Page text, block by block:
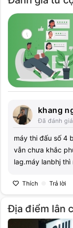
khang
Đã đánh giá
máy thi đấu số 4
vẫn chưa khắc
lag.máy lanbhj
Thích Trả lời
Địa điểm lân